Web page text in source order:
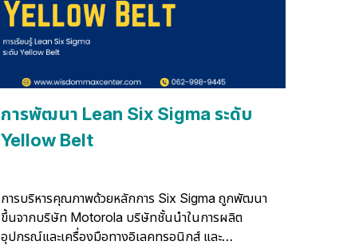
การพัฒนา Lean Six Sigma ระดับ
Yellow Belt
การบริหารคุณภาพด้วยหลักการ Six Sigma ถูกพัฒนา
ขึ้นจากบริษัท Motorola บริษัทชั้นนำในการผลิต
อุปกรณ์และเครื่องมือทางอิเลคทรอนิกส์ และ